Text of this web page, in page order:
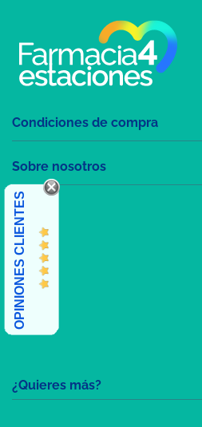
¿Quieres más?
Condiciones de compra
Sobre nosotros
OPINIONES CLIENTES